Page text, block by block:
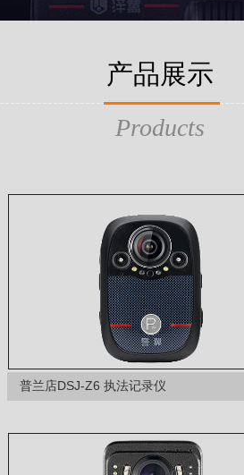
产品展示
Products
普兰店DSJ-Z6 执法记录仪